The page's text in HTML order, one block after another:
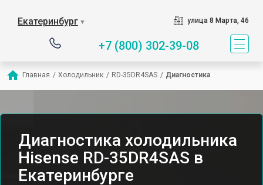
Екатеринбург ▼ улица 8 Марта, 46
+7 (800) 302-39-08
Главная / Холодильник / RD-35DR4SAS / Диагностика
Диагностика холодильника
Hisense RD-35DR4SAS в
Екатеринбурге